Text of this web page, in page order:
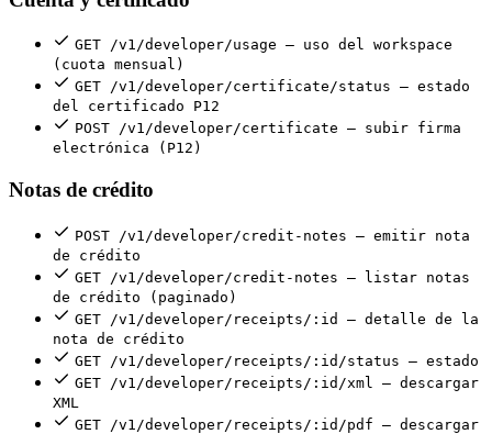
GET /v1/developer/usage — uso del workspace
(cuota mensual)
GET /v1/developer/certificate/status — estado
del certificado P12
POST /v1/developer/certificate — subir firma
electrónica (P12)
Notas de crédito
POST /v1/developer/credit-notes — emitir nota
de crédito
GET /v1/developer/credit-notes — listar notas
de crédito (paginado)
GET /v1/developer/receipts/:id — detalle de la
nota de crédito
GET /v1/developer/receipts/:id/status — estado
GET /v1/developer/receipts/:id/xml — descargar
XML
GET /v1/developer/receipts/:id/pdf — descargar